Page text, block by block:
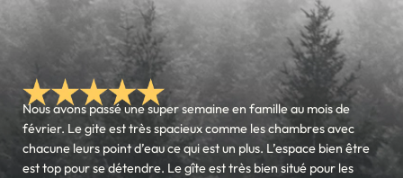
Nous avons passé une super semaine en famille au mois de
février. Le gite est très spacieux comme les chambres avec
chacune leurs point d’eau ce qui est un plus. L’espace bien être
est top pour se détendre. Le gîte est très bien situé pour les